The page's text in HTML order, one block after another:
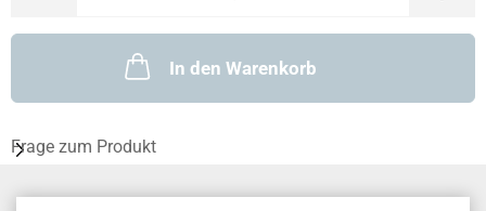
In den Warenkorb
Frage zum Produkt